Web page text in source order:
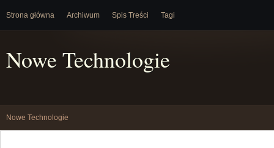
Strona główna Archiwum Spis Treści Tagi
Nowe Technologie
Nowe Technologie